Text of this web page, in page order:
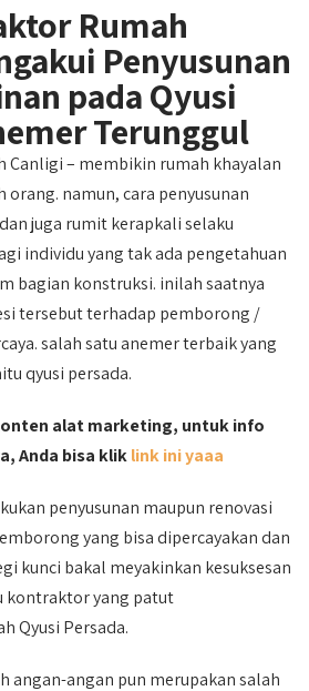
Rumah
Penyusunan
pada Qyusi
Terunggul
Canligi – membikin rumah khayalan
namun, cara penyusunan
juga rumit kerapkali selaku
individu yang tak ada pengetahuan
bagian konstruksi. inilah saatnya
tersebut terhadap pemborong /
salah satu anemer terbaik yang
qyusi persada.
alat marketing, untuk info
Anda bisa kliklink ini yaaa
penyusunan maupun renovasi
yang bisa dipercayakan dan
kunci bakal meyakinkan kesuksesan
kontraktor yang patut
Qyusi Persada.
angan-angan pun merupakan salah